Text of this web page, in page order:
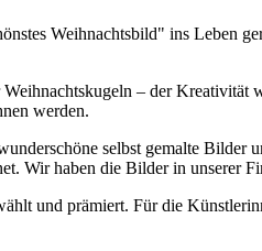
Weihnachtsbild" ins Leben
– der
werden.
selbst gemalte
Wir haben die Bilder in unserer
und prämiert. Für die